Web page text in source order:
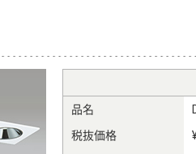
品名
税抜価格